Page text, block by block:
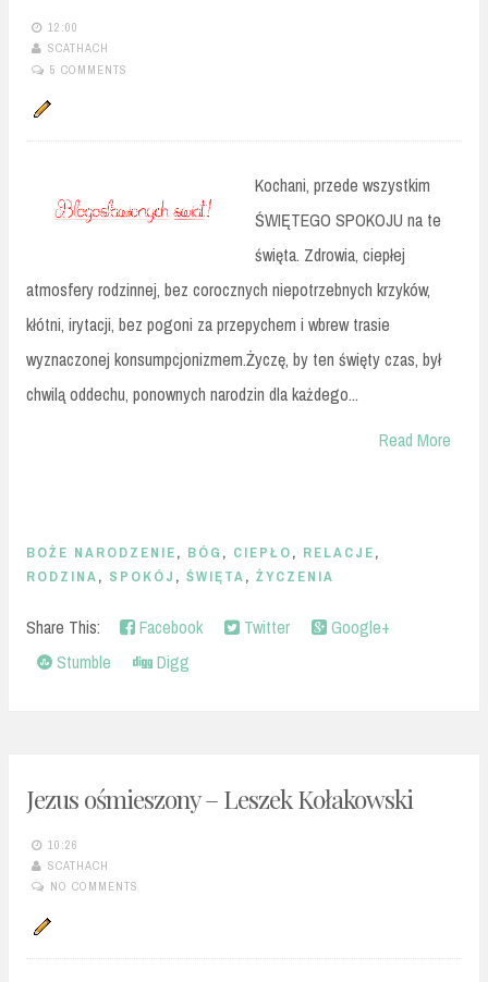
12:00
SCATHACH
5 COMMENTS
Kochani, przede wszystkim
ŚWIĘTEGO SPOKOJU na te
święta. Zdrowia, ciepłej
atmosfery rodzinnej, bez corocznych niepotrzebnych krzyków,
kłótni, irytacji, bez pogoni za przepychem i wbrew trasie
wyznaczonej konsumpcjonizmem.Życzę, by ten święty czas, był
chwilą oddechu, ponownych narodzin dla każdego...
Read More
BOŻE NARODZENIE, BÓG , CIEPŁO, RELACJE,
RODZINA, SPOKÓJ , ŚWIĘTA, ŻYCZENIA
Share This: Facebook Twitter
Google+
Stumble
Digg
Jezus ośmieszony – Leszek Kołakowski
10:26
SCATHACH
NO COMMENTS